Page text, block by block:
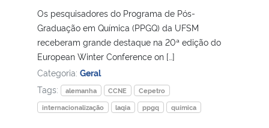
Os pesquisadores do Programa de Pós-
Graduação em Química (PPGQ) da UFSM
receberam grande destaque na 20ª edição do
European Winter Conference on […]
Categoria: Geral
Tags:
alemanha CCNE
Cepetro
internacionalização
laqia ppgq química